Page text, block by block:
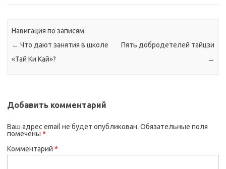
Навигация по записям
← Что дают занятия в школе
«Тай Ки Кай»?
Пять добродетелей тайцзи
→
Добавить комментарий
Ваш адрес email не будет опубликован. Обязательные поля
помечены *
Комментарий *